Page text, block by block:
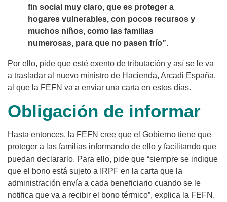
fin social muy claro, que es proteger a
hogares vulnerables, con pocos recursos y
muchos niños, como las familias
numerosas, para que no pasen frío”.
Por ello, pide que esté exento de tributación y así se le va
a trasladar al nuevo ministro de Hacienda, Arcadi España,
al que la FEFN va a enviar una carta en estos días.
Obligación de informar
Hasta entonces, la FEFN cree que el Gobierno tiene que
proteger a las familias informando de ello y facilitando que
puedan declararlo. Para ello, pide que “siempre se indique
que el bono está sujeto a IRPF en la carta que la
administración envía a cada beneficiario cuando se le
notifica que va a recibir el bono térmico”, explica la FEFN.